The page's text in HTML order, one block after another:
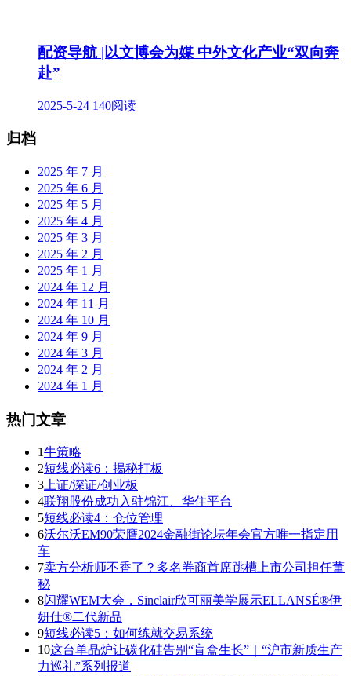
配资导航 |以文博会为媒 中外文化产业“双向奔
赴”
2025-5-24 140阅读
归档
2025 年 7 月
2025 年 6 月
2025 年 5 月
2025 年 4 月
2025 年 3 月
2025 年 2 月
2025 年 1 月
2024 年 12 月
2024 年 11 月
2024 年 10 月
2024 年 9 月
2024 年 3 月
2024 年 2 月
2024 年 1 月
热门文章
1牛策略
2短线必读6：揭秘打板
3 上证/深证/创业板
4联翔股份成功入驻锦江、华住平台
5短线必读4：仓位管理
6沃尔沃EM90荣膺2024金融街论坛年会官方唯一指定用
车
7卖方分析师不香了？多名券商首席跳槽上市公司担任董
秘
8闪耀WEM大会，Sinclair欣可丽美学展示ELLANSÉ®伊
妍仕®二代新品
9短线必读5：如何练就交易系统
10这台单晶炉让碳化硅告别“盲盒生长”｜“沪市新质生产
力巡礼”系列报道